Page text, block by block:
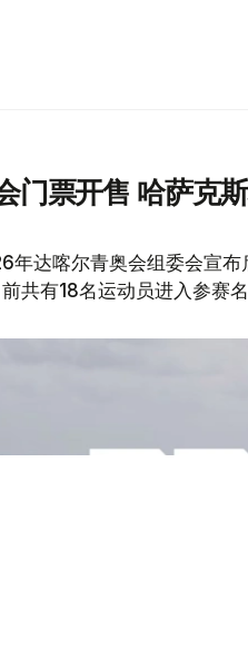
门票开售 哈萨克
年达喀尔青奥会组委会宣
共有18名运动员进入参赛名